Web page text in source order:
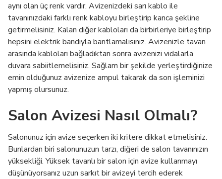
aynı olan üç renk vardır. Avizenizdeki sarı kablo ile
tavanınızdaki farklı renk kabloyu birleştirip kanca şekline
getirmelisiniz. Kalan diğer kabloları da birbirleriye birleştirip
hepsini elektrik bandıyla bantlamalısınız. Avizenizle tavan
arasında kabloları bağladıktan sonra avizenizi vidalarla
duvara sabiitlemelisiniz. Sağlam bir şekilde yerleştirdiğinize
emin olduğunuz avizenize ampul takarak da son işleminizi
yapmış olursunuz.
Salon Avizesi Nasıl Olmalı?
Salonunuz için avize seçerken iki kritere dikkat etmelisiniz.
Bunlardan biri salonunuzun tarzı, diğeri de salon tavanınızın
yüksekliği. Yüksek tavanlı bir salon için avize kullanmayı
düşünüyorsanız uzun sarkıt bir avizeyi tercih ederek